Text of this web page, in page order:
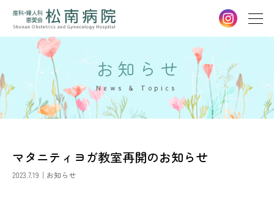
お知らせ
News & Topics
マタニティヨガ教室再開のお知らせ
2023.7.19｜お知らせ